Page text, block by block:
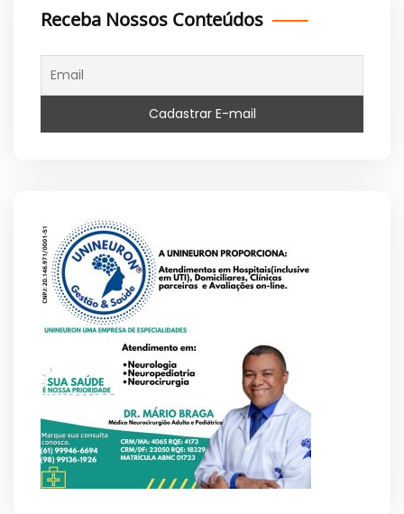
Receba Nossos Conteúdos